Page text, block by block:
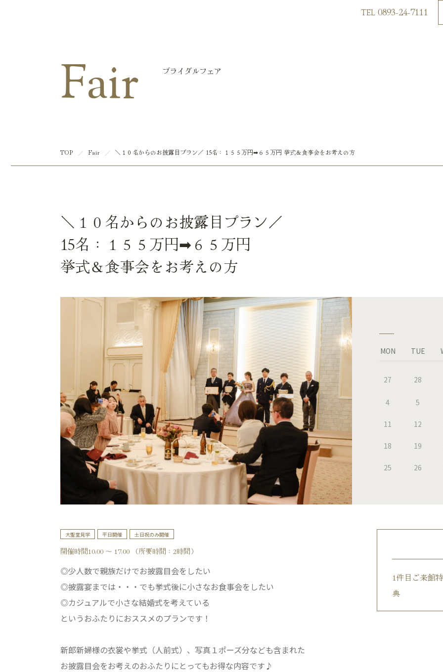
TEL 0893-24-7111
Fair ブライダルフェア
TOP Fair ＼１０名からのお披露目プラン／ 15名：１５５万円➡６５万円 挙式＆食事会をお考えの方
＼１０名からのお披露目プラン／
15名：１５５万円➡６５万円
挙式＆食事会をお考えの方
MON
TUE
27 28
4 5
11 12
18 19
25 26
大聖堂見学 平日開催 土日祝のみ開催
開催時間10:00 ～ 17:00 （所要時間：2時間）
◎少人数で親族だけでお披露目会をしたい
◎披露宴までは・・・でも挙式後に小さなお食事会をしたい
◎カジュアルで小さな結婚式を考えている
というおふたりにおススメのプランです！
新郎新婦様の衣裳や挙式（人前式）、写真１ポーズ分なども含まれた
お披露目会をお考えのおふたりにとってもお得な内容です♪
1件目ご来館特
典